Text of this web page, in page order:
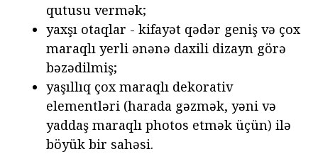
qutusu vermək;
yaxşı otaqlar - kifayət qədər geniş və çox
maraqlı yerli ənənə daxili dizayn görə
bəzədilmiş;
yaşıllıq çox maraqlı dekorativ
elementləri (harada gəzmək, yəni və
yaddaş maraqlı photos etmək üçün) ilə
böyük bir sahəsi.